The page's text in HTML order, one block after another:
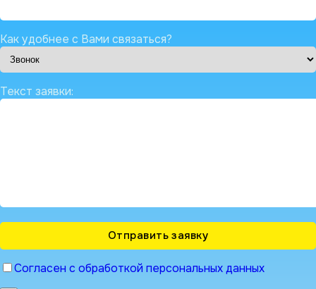
Как удобнее с Вами связаться?
Текст заявки:
Согласен с обработкой персональных данных